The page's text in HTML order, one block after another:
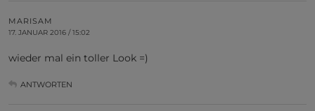
MARISAM
17. JANUAR 2016 / 15:02
wieder mal ein toller Look =)
ANTWORTEN